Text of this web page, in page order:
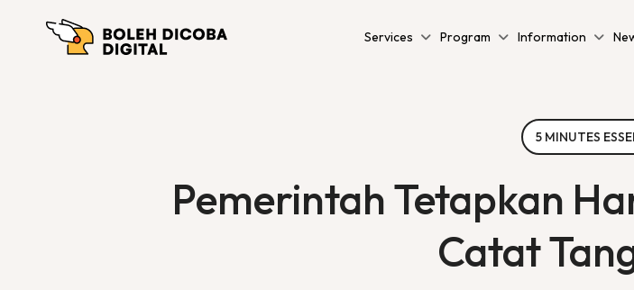
Services Program Information
5 MINUTES
Pemerintah Tetapkan
Catat